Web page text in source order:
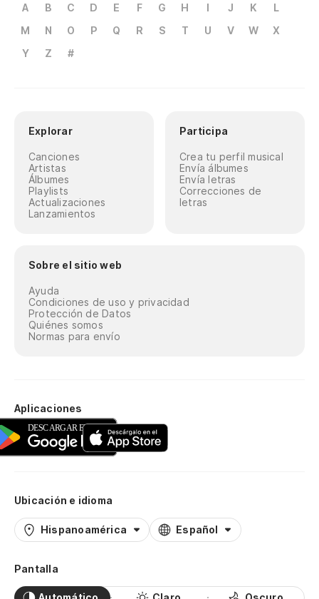
A B C D E F G H I J K
L
M
N O P Q R S T U V W
X
Y
Z #
Explorar
Canciones
Artistas
Álbumes
Playlists
Actualizaciones
Lanzamientos
Participa
Crea tu perfil musical
Envía álbumes
Envía letras
Correcciones de
letras
Sobre el sitio web
Ayuda
Condiciones de uso y privacidad
Protección de Datos
Quiénes somos
Normas para envío
Aplicaciones
Ubicación e idioma
Hispanoamérica Español
Pantalla